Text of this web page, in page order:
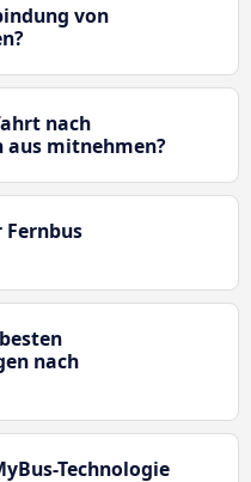
von
nach
aus mitnehmen?
nach
Technologie